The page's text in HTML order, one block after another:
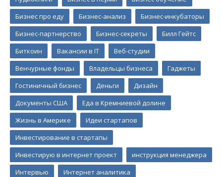
Бизнес про еду
Бизнес-анализ
Бизнес-инкубаторы
Бизнес-партнерство
Бизнес-секреты
Билл Гейтс
Биткоин
Вакансии в IT
Веб-студии
Венчурные фонды
Владельцы бизнеса
Гаджеты
Гостиничный бизнес
Деньги
Дизайн
Документы США
Еда в Кремниевой долине
Жизнь в Америке
Идеи стартапов
Инвестирование в стартапы
Инвестирую в интернет проект
инструкция менеджера
Интервью
Интернет аналитика